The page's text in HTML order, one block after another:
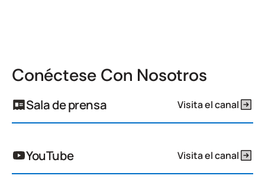
Conéctese Con Nosotros
Sala de prensa Visita el canal
YouTube Visita el canal